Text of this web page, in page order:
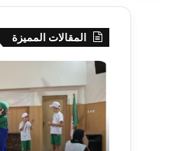
المقالات المميزة
جيجل:
انطلاق
المخيم
لفائدة